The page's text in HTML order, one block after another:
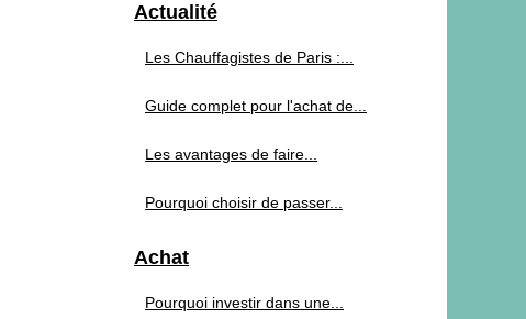
Actualité
Les Chauffagistes de Paris :...
Guide complet pour l'achat de...
Les avantages de faire...
Pourquoi choisir de passer...
Achat
Pourquoi investir dans une...